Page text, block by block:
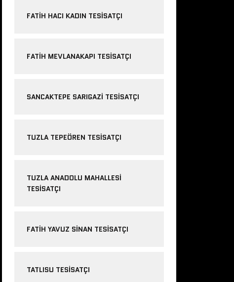
FATIH HACI KADIN TESISATÇI
FATIH MEVLANAKAPI TESISATÇI
SANCAKTEPE SARIGAZI TESISATÇI
TUZLA TEPEÖREN TESISATÇI
TUZLA ANADOLU MAHALLESI
TESISATÇI
FATIH YAVUZ SINAN TESISATÇI
TATLISU TESISATÇI